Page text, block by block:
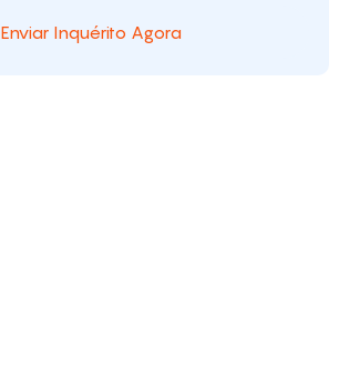
Enviar Inquérito Agora